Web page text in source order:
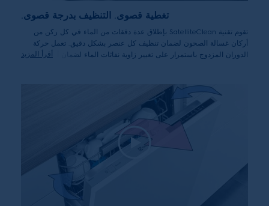
تغطية قصوى. التنظيف بدرجة قصوى.
تقوم تقنية SatelliteClean بإطلاق عدة دفقات من الماء في كل ركن من
أركان غسالة الصحون لضمان تنظيف كل عنصر بشكل دقيق. تعمل حركة
الدوران المزدوج باستمرار على تغيير زاوية نفاثات الماء لضمان أقصى
*مقارنة بذراع الرش القياسي الخاص بنا.
أقرأ المزيد